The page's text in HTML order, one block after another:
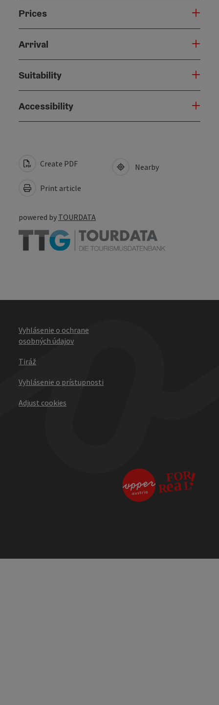
Prices
Arrival
Suitability
Accessibility
Create PDF
Print article
Nearby
powered by TOURDATA
Vyhlásenie o ochrane
osobných údajov
Tiráž
Vyhlásenie o prístupnosti
Adjust cookies